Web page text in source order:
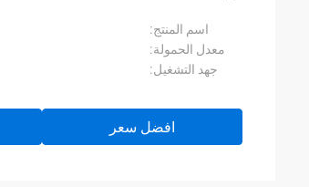
اسم المنتج:
معدل الحمولة:
جهد التشغيل:
افضل سعر